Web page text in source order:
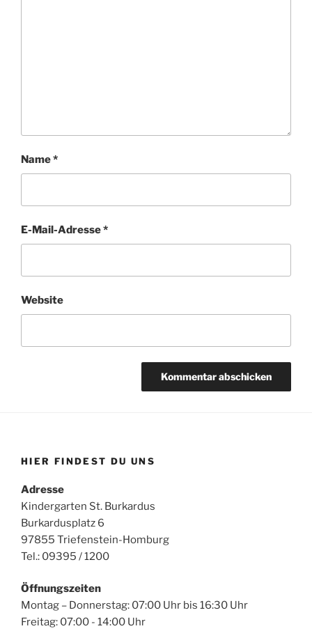
Name*
E-Mail-Adresse*
Website
HIER FINDEST DU UNS
Adresse
Kindergarten St. Burkardus
Burkardusplatz 6
97855 Triefenstein-Homburg
Tel.: 09395 / 1200
Öffnungszeiten
Montag – Donnerstag: 07:00 Uhr bis 16:30 Uhr
Freitag: 07:00 - 14:00 Uhr